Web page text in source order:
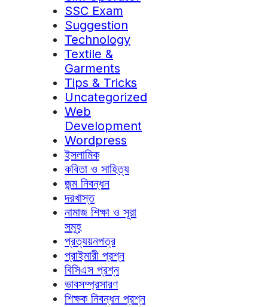
SSC Exam
Suggestion
Technology
Textile &
Garments
Tips & Tricks
Uncategorized
Web
Development
Wordpress
ইসলামিক
কবিতা ও সাহিত্য
জন্ম নিবন্ধন
দরখাস্ত
নামাজ শিক্ষা ও সূরা
সমূহ
প্রত্যয়নপত্র
প্রাইমারী প্রশ্ন
বিসিএস প্রশ্ন
ভাবসম্প্রসারণ
শিক্ষক নিবন্ধন প্রশ্ন